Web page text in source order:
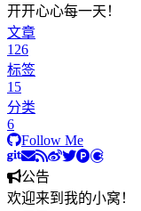
开开心心每一天！
文章
126
标签
15
分类
6
Follow Me
公告
欢迎来到我的小窝！